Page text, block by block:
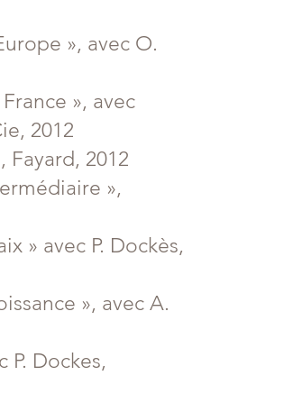
», avec O.
», avec
2012
Fayard, 2012
»,
» avec P. Dockès,
», avec A.
Dockes,